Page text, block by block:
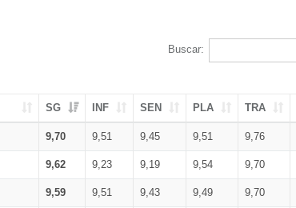
Buscar:
SG INF SEN PLA TRA
9,70 9,51 9,45 9,51 9,76
9,62 9,23 9,19 9,54 9,70
9,59 9,51 9,43 9,49 9,70